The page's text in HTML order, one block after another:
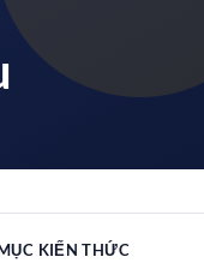
KIẾN THỨC